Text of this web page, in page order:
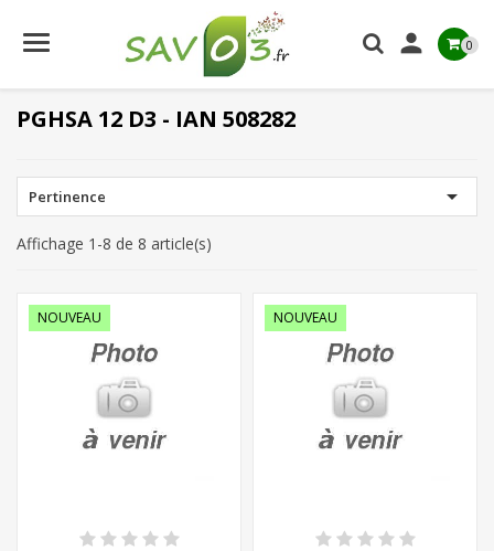
 0
PGHSA 12 D3 - IAN 508282
Pertinence 
Affichage 1-8 de 8 article(s)
NOUVEAU NOUVEAU